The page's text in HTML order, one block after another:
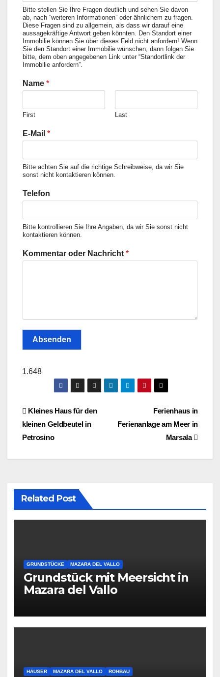
Bitte stellen Sie Ihre Fragen deutlich und sehen Sie davon
ab, nach “weiteren Informationen” oder ähnlichem zu fragen.
Diese Fragen sind zu allgemein, als dass wir darauf eine
aussagekräftige Antwort geben könnten. Den Standort einer
Immobilie können Sie über dieses Feld nicht anfordern! Wenn
Sie den Standort einer Immobilie wünschen, dann folgen Sie
bitte, dem oben angegebenen Link unter “Standortlink der
Immobilie anfordern”.
Name *
First Last
E-Mail *
Bitte achten Sie auf die richtige Schreibweise, da wir Sie
sonst nicht kontaktieren können.
Telefon
Bitte kontrollieren Sie Ihre Angaben, da wir Sie sonst nicht
kontaktieren können.
Kommentar oder Nachricht *
Absenden
1.648
Post
navigation
Ferienhaus in
Ferienanlage am Meer in
Marsala
Kleines Haus für den
kleinen Geldbeutel in
Petrosino
Related Post
GRUNDSTÜCKE MAZARA DEL VALLO
Grundstück mit Meersicht in
Mazara del Vallo
HÄUSER MAZARA DEL VALLO ROHBAU